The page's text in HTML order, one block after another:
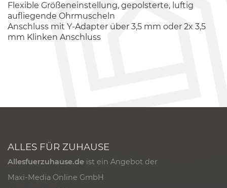
Flexible Größeneinstellung, gepolsterte, luftig
aufliegende Ohrmuscheln
Anschluss mit Y-Adapter über 3,5 mm oder 2x 3,5
mm Klinken Anschluss
ALLES FÜR ZUHAUSE
Allesfuerzuhause.de ist ein Angebot der
Maxi-Media Online GmbH